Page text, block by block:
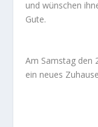
und wünschen
Gute.
Am Samstag den
ein neues